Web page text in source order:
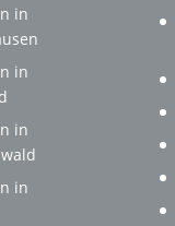
in
in
in
in